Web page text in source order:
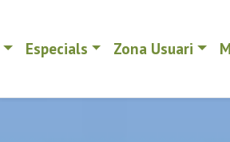
Especials Zona Usuari